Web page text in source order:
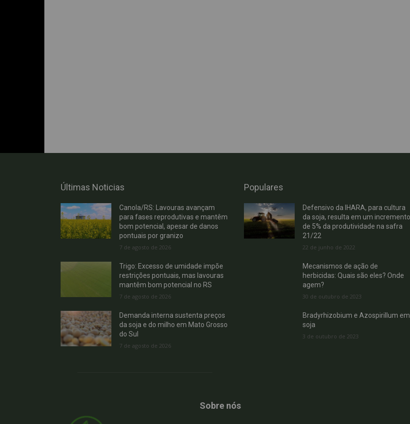
Últimas Noticias
Canola/RS: Lavouras avançam
para fases reprodutivas e mantêm
bom potencial, apesar de danos
pontuais por granizo
7 de agosto de 2026
Trigo: Excesso de umidade impõe
restrições pontuais, mas lavouras
mantêm bom potencial no RS
7 de agosto de 2026
Demanda interna sustenta preços
da soja e do milho em Mato Grosso
do Sul
7 de agosto de 2026
Populares
Defensivo da IHARA, para cultura
da soja, resulta em um incremento
de 5% da produtividade na safra
21/22
22 de junho de 2022
Mecanismos de ação de
herbicidas: Quais são eles? Onde
agem?
30 de outubro de 2023
Bradyrhizobium e Azospirillum em
soja
3 de outubro de 2023
Sobre nós